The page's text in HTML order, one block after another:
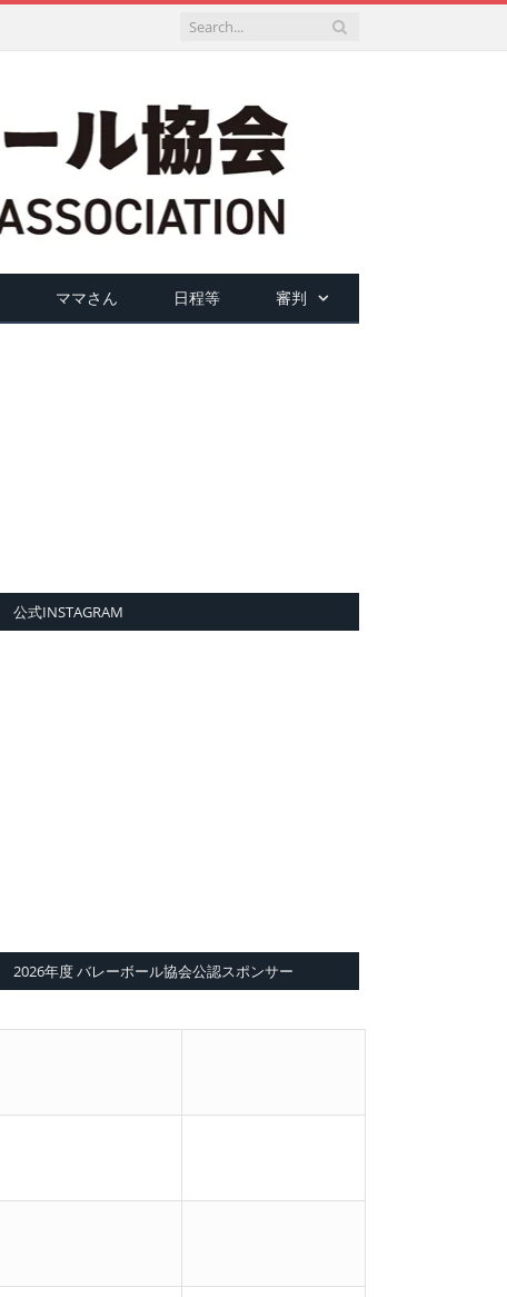
ママさん 日程等
審判
公式INSTAGRAM
2026年度 バレーボール協会公認スポンサー